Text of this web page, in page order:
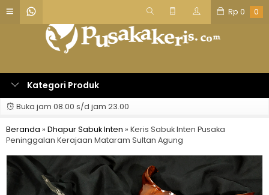
Rp 0 0
Kategori Produk
Buka jam 08.00 s/d jam 23.00
Beranda » Dhapur Sabuk Inten » Keris Sabuk Inten Pusaka
Peninggalan Kerajaan Mataram Sultan Agung